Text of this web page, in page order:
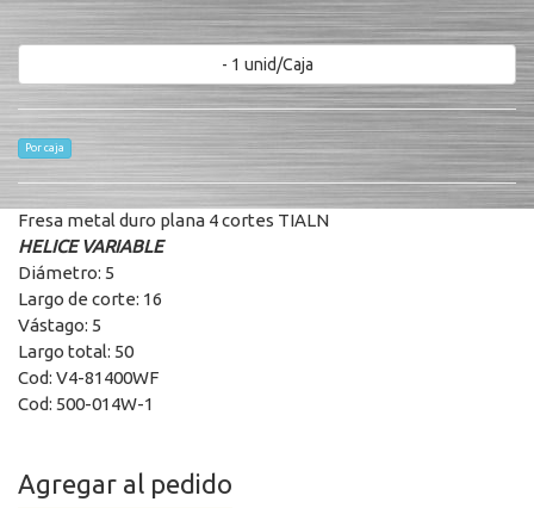
- 1 unid/Caja
Por caja
Fresa metal duro plana 4 cortes TIALN
HELICE VARIABLE
Diámetro: 5
Largo de corte: 16
Vástago: 5
Largo total: 50
Cod: V4-81400WF
Cod: 500-014W-1
Agregar al pedido